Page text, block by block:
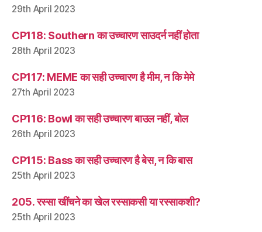
29th April 2023
CP118: Southern का उच्चारण साउदर्न नहीं होता
28th April 2023
CP117: MEME का सही उच्चारण है मीम, न कि मेमे
27th April 2023
CP116: Bowl का सही उच्चारण बाउल नहीं, बोल
26th April 2023
CP115: Bass का सही उच्चारण है बेस, न कि बास
25th April 2023
205. रस्सा खींचने का खेल रस्साकसी या रस्साकशी?
25th April 2023